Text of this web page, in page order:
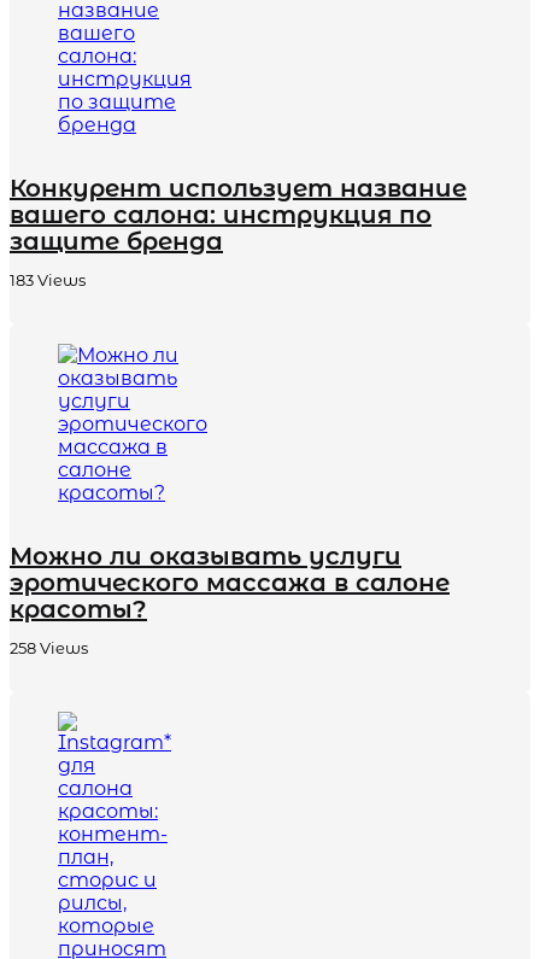
Конкурент использует название
вашего салона: инструкция по
защите бренда
183Views
Можно ли оказывать услуги
эротического массажа в салоне
красоты?
258Views